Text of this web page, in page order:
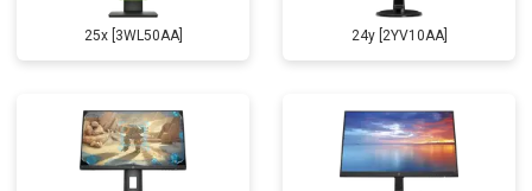
25x [3WL50AA] 24y [2YV10AA]